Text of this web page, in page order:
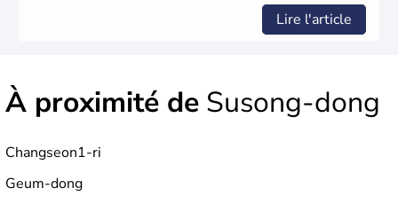
Lire l'article
À proximité de Susong-dong
Changseon1-ri
Geum-dong